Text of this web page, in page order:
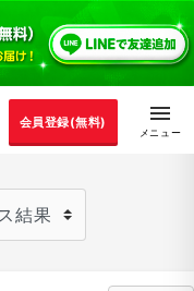
会員登録(無料)